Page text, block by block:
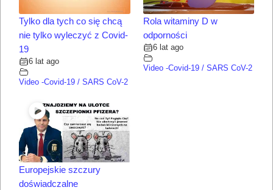
Tylko dla tych co się chcą
nie tylko wyleczyć z Covid-
19
6 lat ago
Video -Covid-19 / SARS CoV-2
Rola witaminy D w
odporności
6 lat ago
Video -Covid-19 / SARS CoV-2
Europejskie szczury
doświadczalne